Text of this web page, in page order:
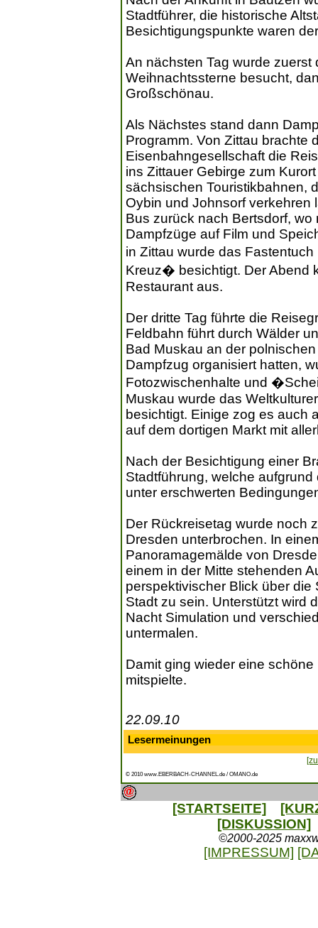
Stadtführer, die historische
Besichtigungspunkte waren
An nächsten Tag wurde
Weihnachtssterne besucht,
Großschönau.
Als Nächstes stand dann
Programm. Von Zittau brachte
Eisenbahngesellschaft die
ins Zittauer Gebirge zum
sächsischen Touristikbahnen,
Oybin und Johnsorf verkehren
Bus zurück nach Bertsdorf,
Dampfzüge auf Film und
in Zittau wurde das
Kreuz� besichtigt. Der Abend
Restaurant aus.
Der dritte Tag führte die
Feldbahn führt durch Wälder
Bad Muskau an der
Dampfzug organisiert hatten,
Fotozwischenhalte und
Muskau wurde das
besichtigt. Einige zog es auch
auf dem dortigen Markt mit
Nach der Besichtigung einer
Stadtführung, welche
unter erschwerten
Der Rückreisetag wurde noch
Dresden unterbrochen. In
Panoramagemälde von
einem in der Mitte stehenden
perspektivischer Blick über die
Stadt zu sein. Unterstützt wird
Nacht Simulation und
untermalen.
Damit ging wieder eine
mitspielte.
22.09.10
Lesermeinungen
© 2010 www.EBERBACH-CHANNEL.de / OMANO.de
[STARTSEITE]
[DISKUSSION]
©2000-2025
[IMPRESSUM]